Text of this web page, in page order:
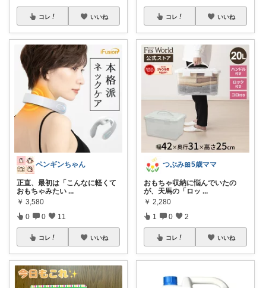
コレ いいね
ペンギンちゃん
正直、最初は「こんなに軽くて
おもちゃみたい ...
￥ 3,580
0 0 11
コレ いいね
コレ いいね
つぶみ🎀5歳ママ
おもちゃ収納に悩んでいたの
が、天馬の「ロッ ...
￥ 2,280
1 0 2
コレ いいね